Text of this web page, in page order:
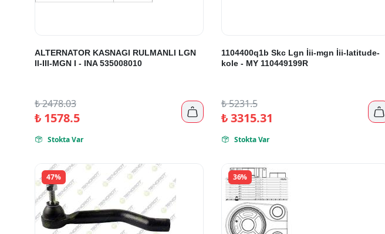
ALTERNATOR KASNAGI RULMANLI LGN
II-III-MGN I - INA 535008010
₺2478.03
₺1578.5 
 Stokta Var
1104400q1b Skc Lgn İii-mgn İii-latitude-
kole - MY 110449199R
₺5231.5
₺3315.31 
 Stokta Var
47% 36%